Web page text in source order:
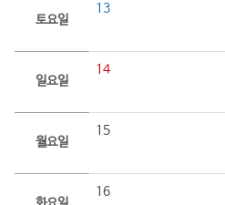
토요일
13
일요일
14
월요일
15
16